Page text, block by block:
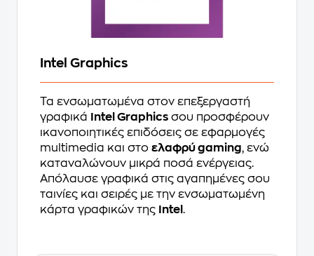
Intel Graphics
Τα ενσωματωμένα στον επεξεργαστή
γραφικά
Intel Graphics σου προσφέρουν
ικανοποιητικές επιδόσεις σε εφαρμογές
multimedia και στο ελαφρύ gaming, ενώ
καταναλώνουν μικρά ποσά ενέργειας.
Απόλαυσε γραφικά στις αγαπημένες σου
ταινίες και σειρές με την ενσωματωμένη
κάρτα γραφικών της
Intel .